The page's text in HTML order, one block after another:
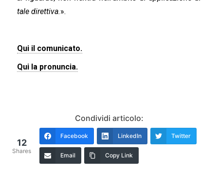
tale direttiva.».
Qui il comunicato.
Qui la pronuncia.
Condividi articolo:
12
Shares
Facebook LinkedIn Twitter
Email Copy Link